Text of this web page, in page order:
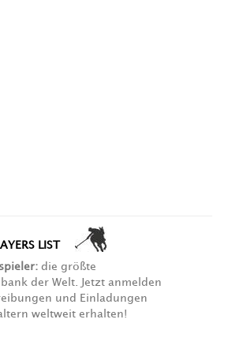
LIST
die größte
der Welt. Jetzt anmelden
und Einladungen
weltweit erhalten!